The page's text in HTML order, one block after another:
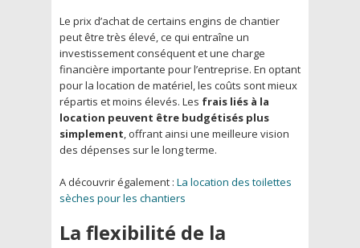
Le prix d’achat de certains engins de chantier
peut être très élevé, ce qui entraîne un
investissement conséquent et une charge
financière importante pour l’entreprise. En optant
pour la location de matériel, les coûts sont mieux
répartis et moins élevés. Les frais liés à la
location peuvent être budgétisés plus
simplement, offrant ainsi une meilleure vision
des dépenses sur le long terme.
A découvrir également : La location des toilettes
sèches pour les chantiers
La flexibilité de la